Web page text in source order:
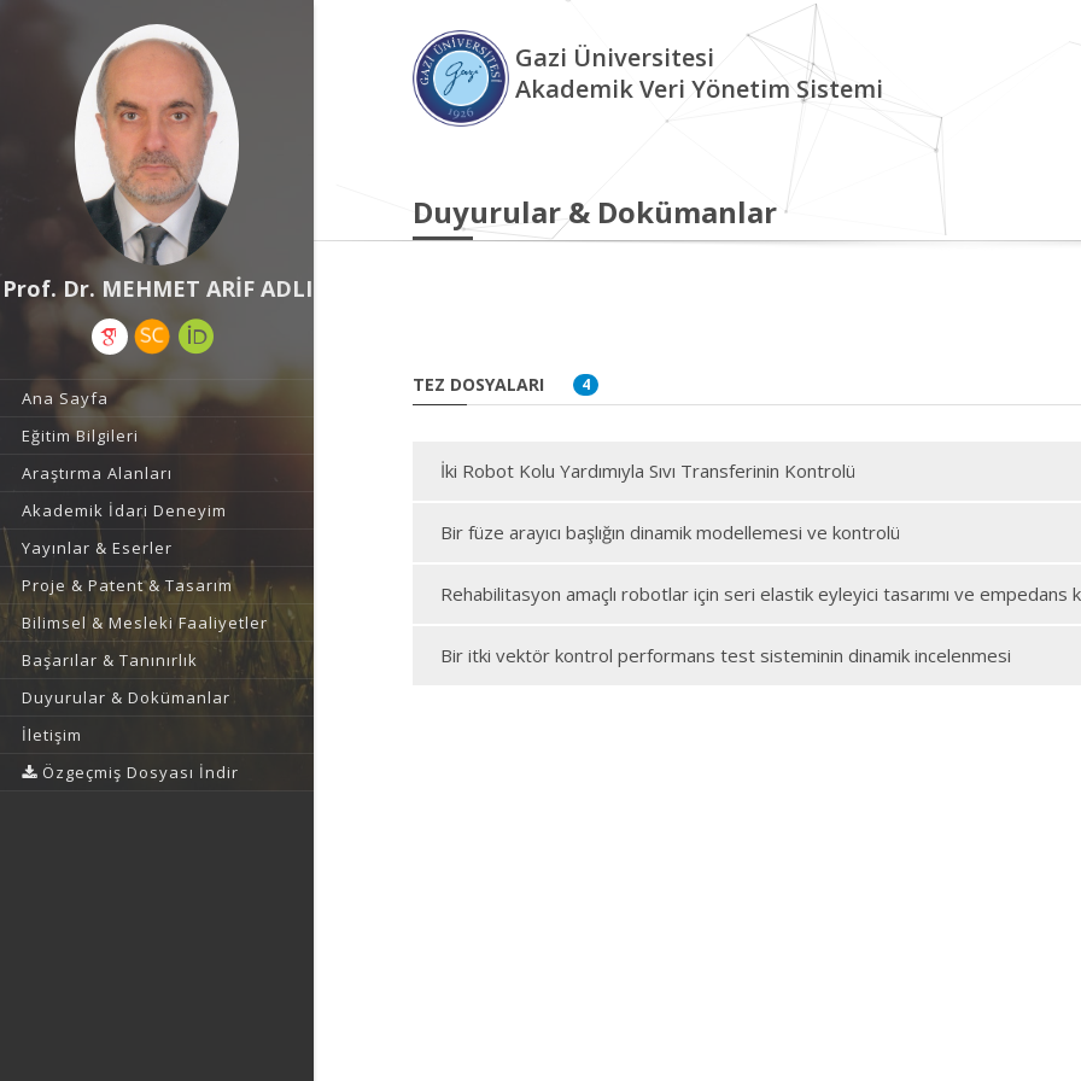
Prof. Dr. MEHMET ARİF ADLI
Ana Sayfa
Eğitim Bilgileri
Araştırma Alanları
Akademik İdari Deneyim
Yayınlar & Eserler
Proje & Patent & Tasarım
Bilimsel & Mesleki Faaliyetler
Başarılar & Tanınırlık
Duyurular & Dokümanlar
İletişim
Özgeçmiş Dosyası İndir
Gazi Üniversitesi
Akademik Veri Yönetim Sistemi
Duyurular & Dokümanlar
TEZ DOSYALARI 4
İki Robot Kolu Yardımıyla Sıvı Transferinin Kontrolü
Bir füze arayıcı başlığın dinamik modellemesi ve kontrolü
Rehabilitasyon amaçlı robotlar için seri elastik eyleyici tasarımı ve empedans
Bir itki vektör kontrol performans test sisteminin dinamik incelenmesi